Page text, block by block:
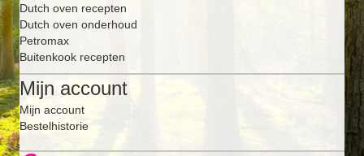
Dutch oven recepten
Dutch oven onderhoud
Petromax
Buitenkook recepten
Mijn account
Mijn account
Bestelhistorie